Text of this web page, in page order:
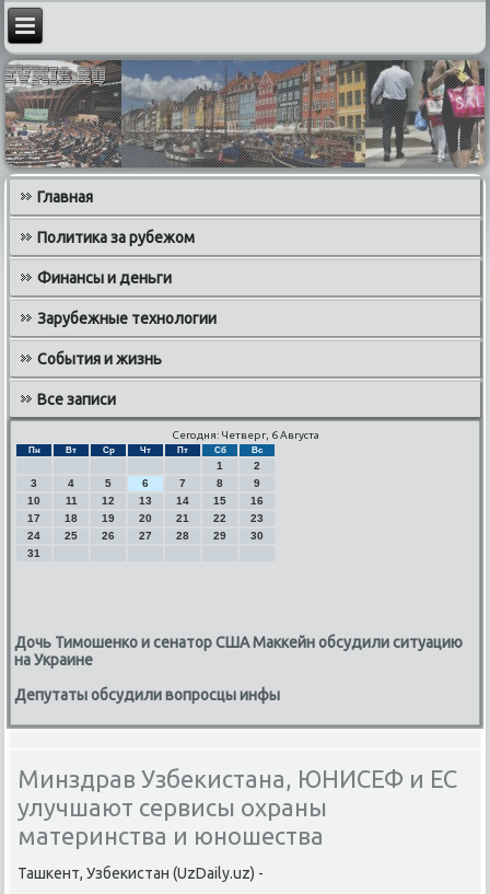
Главная
Политика за рубежом
Финансы и деньги
Зарубежные технологии
События и жизнь
Все записи
Сегодня: Четверг, 6 Августа
Пн Вт Ср Чт Пт Сб Вс
1
2
3
4 5 6 7 8
9
10
11 12 13 14 15
16
17
18 19 20 21 22
23
24
25 26 27 28 29
30
31
Дочь Тимошенко и сенатор США Маккейн обсудили ситуацию
на Украине
Депутаты обсудили вопросцы инфы
Минздрав Узбекистана, ЮНИСЕФ и ЕС
улучшают сервисы охраны
материнства и юношества
Ташκент, Узбеκистан (UzDaily.uz) -